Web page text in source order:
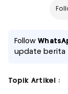
Follow
update berita
Topik Artikel :